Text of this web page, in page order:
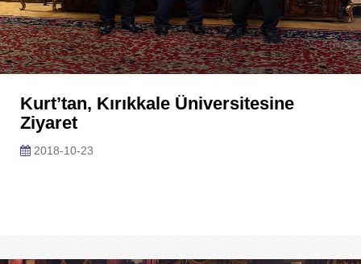
Kurt’tan, Kırıkkale Üniversitesine
Ziyaret
2018-10-23